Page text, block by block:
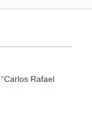
Rafael